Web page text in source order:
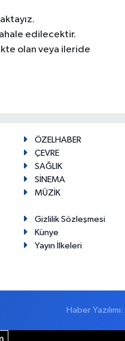
edilecektir.
olan veya ileride
ÖZELHABER
ÇEVRE
SAĞLIK
SİNEMA
MÜZİK
Gizlilik Sözleşmesi
Künye
Yayın İlkeleri
Haber Yazılımı: